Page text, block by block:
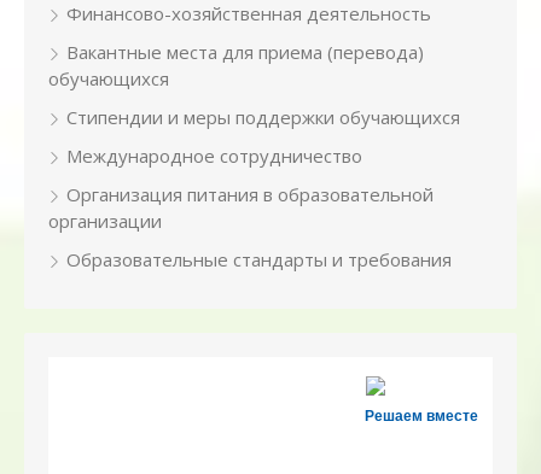
Финансово-хозяйственная деятельность
Вакантные места для приема (перевода)
обучающихся
Стипендии и меры поддержки обучающихся
Международное сотрудничество
Организация питания в образовательной
организации
Образовательные стандарты и требования
Решаем вместе